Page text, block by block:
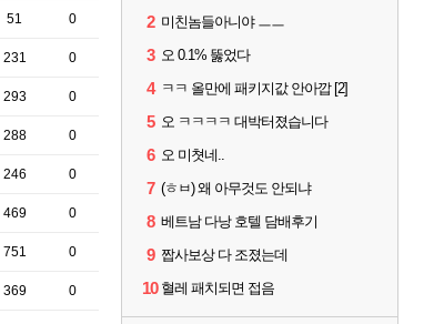
51 0
231 0
293 0
288 0
246 0
469 0
751 0
369 0
2 미친놈들아니야 ㅡㅡ
3 오 0.1% 뚫었다
4 ㅋㅋ 올만에 패키지값 안아깝 [2]
5 오 ㅋㅋㅋㅋ 대박터졌습니다
6 오 미쳣네..
7 (ㅎㅂ) 왜 아무것도 안되냐
8 베트남 다낭 호텔 담배후기
9 짭사보상 다 조졌는데
10 혈레 패치되면 접음